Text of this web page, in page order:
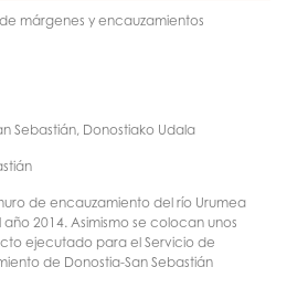
márgenes y encauzamientos
Sebastián, Donostiako Udala
de encauzamiento del río Urumea
2014. Asimismo se colocan unos
ejecutado para el Servicio de
de Donostia-San Sebastián